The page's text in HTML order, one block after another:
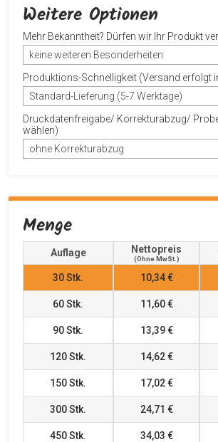
Weitere Optionen
Mehr Bekanntheit? Dürfen wir Ihr Produkt
keine weiteren Besonderheiten
Produktions-Schnelligkeit (Versand erfolgt
Standard-Lieferung (5-7 Werktage)
Druckdatenfreigabe/ Korrekturabzug/
wählen)
ohne Korrekturabzug
Menge
Auflage Nettopreis
(ohne MwSt.)
30Stk. 10,34 €
60Stk. 11,60 €
90Stk. 13,39 €
120Stk. 14,62 €
150Stk. 17,02 €
300Stk. 24,71 €
450Stk. 34,03 €